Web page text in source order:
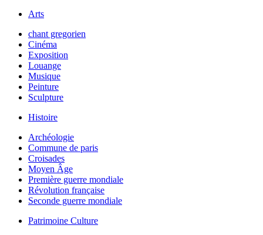
Arts
chant gregorien
Cinéma
Exposition
Louange
Musique
Peinture
Sculpture
Histoire
Archéologie
Commune de paris
Croisades
Moyen Âge
Première guerre mondiale
Révolution française
Seconde guerre mondiale
Patrimoine Culture